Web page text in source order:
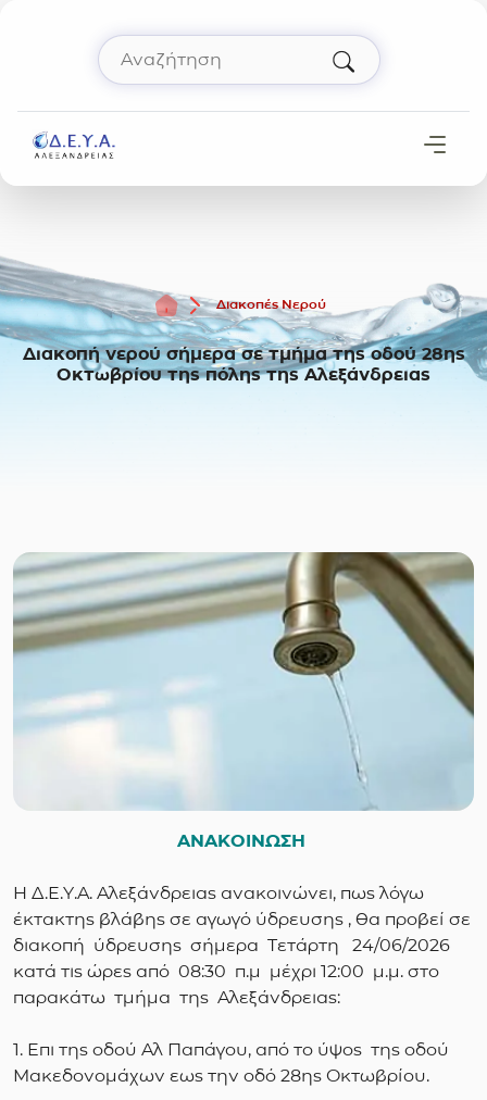
Αναζήτηση
ΑρχικήΔιακοπές Νερού
Διακοπή νερού σήμερα σε τμήμα της οδού 28ης
Οκτωβρίου της πόλης της Αλεξάνδρειας
ΑΝΑΚΟΙΝΩΣΗ
Η Δ.Ε.Υ.Α. Αλεξάνδρειας ανακοινώνει, πως λόγω
έκτακτης βλάβης σε αγωγό ύδρευσης , θα προβεί σε
διακοπή ύδρευσης σήμερα Τετάρτη 24/06/2026
κατά τις ώρες από 08:30 π.μ μέχρι 12:00 μ.μ. στο
παρακάτω τμήμα της Αλεξάνδρειας:
1. Επι της οδού Αλ Παπάγου, από το ύψος της οδού
Μακεδονομάχων εως την οδό 28ης Οκτωβρίου.